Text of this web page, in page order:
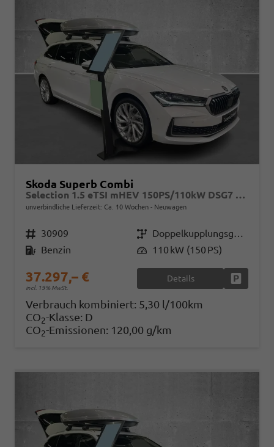
Skoda Superb Combi
Selection 1.5 eTSI mHEV 150PS/110kW DSG7 2026
unverbindliche Lieferzeit: Ca. 10 Wochen Neuwagen
Fahrzeugnr. 30909 Getriebe
Doppelkupplungsgetriebe (DSG)
Kraftstoff Benzin Leistung 110 kW (150 PS)
37.297,– €
incl. 19% MwSt.
Details
Verbrauch kombiniert: 5,30 l/100km
CO2-Klasse: D
CO2-Emissionen: 120,00 g/km